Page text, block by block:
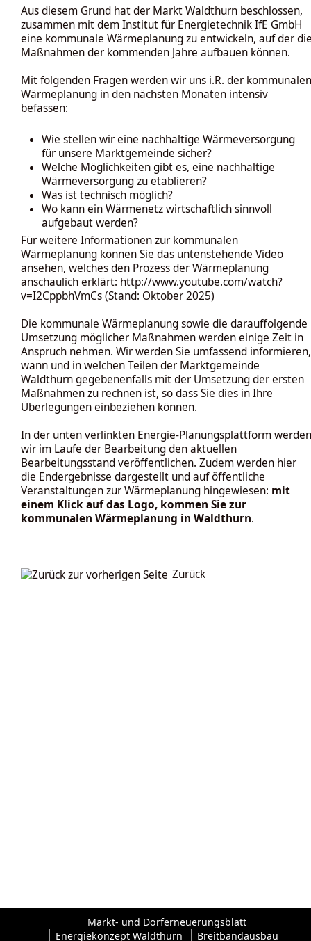
Aus diesem Grund hat der Markt Waldthurn beschlossen,
zusammen mit dem Institut für Energietechnik IfE GmbH
eine kommunale Wärmeplanung zu entwickeln, auf der
Maßnahmen der kommenden Jahre aufbauen können.
Mit folgenden Fragen werden wir uns i.R. der kommunalen
Wärmeplanung in den nächsten Monaten intensiv
befassen:
Wie stellen wir eine nachhaltige Wärmeversorgung
für unsere Marktgemeinde sicher?
Welche Möglichkeiten gibt es, eine nachhaltige
Wärmeversorgung zu etablieren?
Was ist technisch möglich?
Wo kann ein Wärmenetz wirtschaftlich sinnvoll
aufgebaut werden?
Für weitere Informationen zur kommunalen
Wärmeplanung können Sie das untenstehende Video
ansehen, welches den Prozess der Wärmeplanung
anschaulich erklärt: http://www.youtube.com/watch?
v=I2CppbhVmCs(Stand: Oktober 2025)
Die kommunale Wärmeplanung sowie die darauffolgende
Umsetzung möglicher Maßnahmen werden einige Zeit in
Anspruch nehmen. Wir werden Sie umfassend informieren,
wann und in welchen Teilen der Marktgemeinde
Waldthurn gegebenenfalls mit der Umsetzung der ersten
Maßnahmen zu rechnen ist, so dass Sie dies in Ihre
Überlegungen einbeziehen können.
In der unten verlinkten Energie-Planungsplattform werden
wir im Laufe der Bearbeitung den aktuellen
Bearbeitungsstand veröffentlichen. Zudem werden hier
die Endergebnisse dargestellt und auf öffentliche
Veranstaltungen zur Wärmeplanung hingewiesen: mit
einem Klick auf das Logo, kommen Sie zur
kommunalen Wärmeplanung in Waldthurn.
Zurück
Markt- und Dorferneuerungsblatt
Energiekonzept Waldthurn
Breitbandausbau